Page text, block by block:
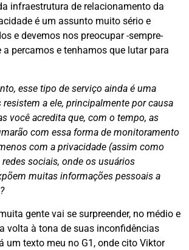
infraestrutura de relacionamento da
é um assunto muito sério e
e devemos nos preocupar -sempre-
a percamos e tenhamos que lutar para
esse tipo de serviço ainda é uma
a ele, principalmente por causa
você acredita que, com o tempo, as
com essa forma de monitoramento
com a privacidade (assim como
sociais, onde os usuários
muitas informações pessoais a
gente vai se surpreender, no médio e
volta à tona de suas inconfidências
um texto meu no G1, onde cito Viktor